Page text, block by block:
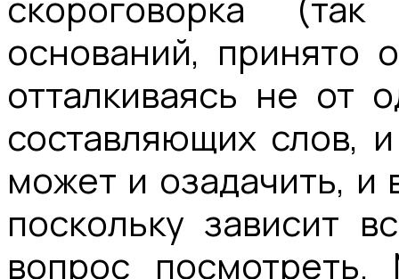
оснований, принято
отталкиваясь не от
составляющих слов,
может и озадачить, и
поскольку зависит
вопрос